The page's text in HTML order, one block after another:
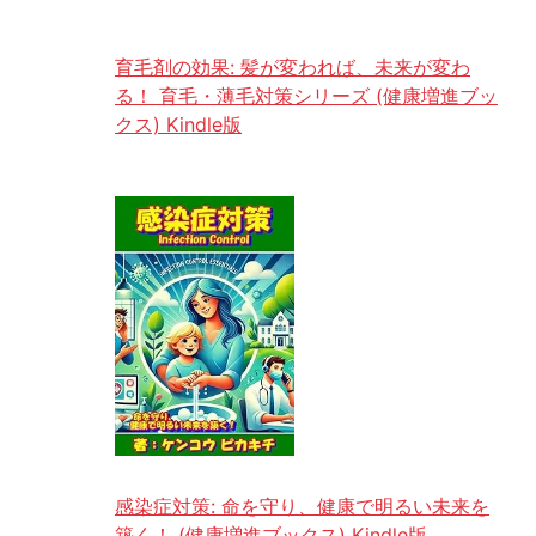
育毛剤の効果: 髪が変われば、未来が変わ
る！ 育毛・薄毛対策シリーズ (健康増進ブッ
クス) Kindle版
感染症対策: 命を守り、健康で明るい未来を